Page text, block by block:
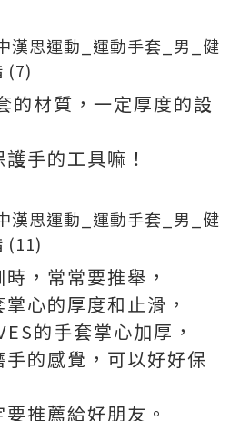
的材質，一定厚度的設
手的工具嘛！
，常常要推舉，
心的厚度和止滑，
的手套掌心加厚，
的感覺，可以好好保
推薦給好朋友。